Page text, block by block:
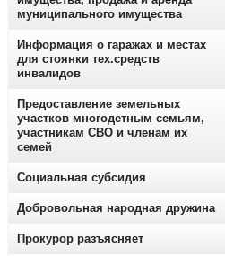
муниципального имущества
Информация о гаражах и местах
для стоянки тех.средств
инвалидов
Предоставление земельных
участков многодетным семьям,
участникам СВО и членам их
семей
Социальная субсидия
Добровольная народная дружина
Прокурор разъясняет